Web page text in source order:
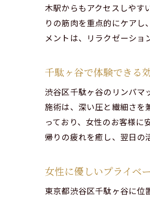
木駅からもアクセスしやす
りの筋肉を重点的にケア
メントは、リラクゼーショ
千駄ヶ谷で体験できる
渋谷区千駄ヶ谷のリンパマ
施術は、深い圧と繊細さを
っており、女性のお客様に
帰りの疲れを癒し、翌日の
女性に優しいプライベ
東京都渋谷区千駄ヶ谷に位